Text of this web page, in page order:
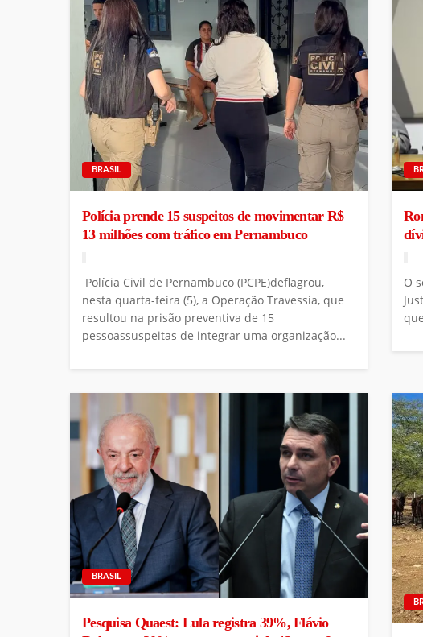
BRASIL
Polícia prende 15 suspeitos de movimentar R$
13 milhões com tráfico em Pernambuco
Polícia Civil de Pernambuco (PCPE)deflagrou,
nesta quarta-feira (5), a Operação Travessia, que
resultou na prisão preventiva de 15
pessoassuspeitas de integrar uma organização...
O
BRASIL
Pesquisa Quaest: Lula registra 39%, Flávio